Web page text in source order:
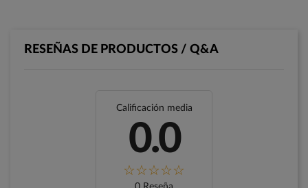
RESEÑAS DE PRODUCTOS / Q&A
Calificación media
0.0